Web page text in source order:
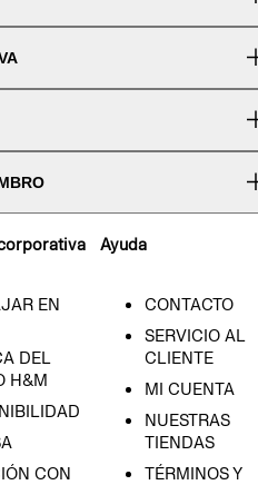
EN
DEL
H&M
CON
Ayuda
CONTACTO
SERVICIO AL
CLIENTE
MI CUENTA
NUESTRAS
TIENDAS
TÉRMINOS Y